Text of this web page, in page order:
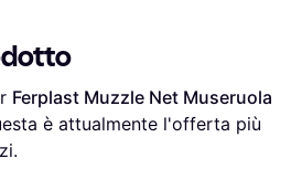
Ferplast Muzzle Net Museruola
è attualmente l'offerta più